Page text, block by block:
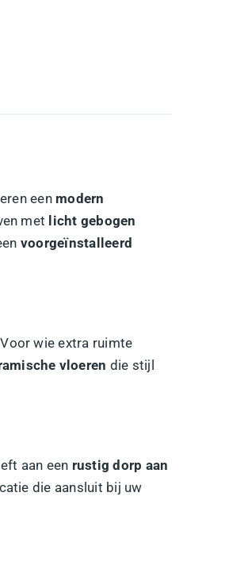
een modern
met licht gebogen
voorgeïnstalleerd
wie extra ruimte
vloeren die stijl
aan een rustig dorp aan
die aansluit bij uw